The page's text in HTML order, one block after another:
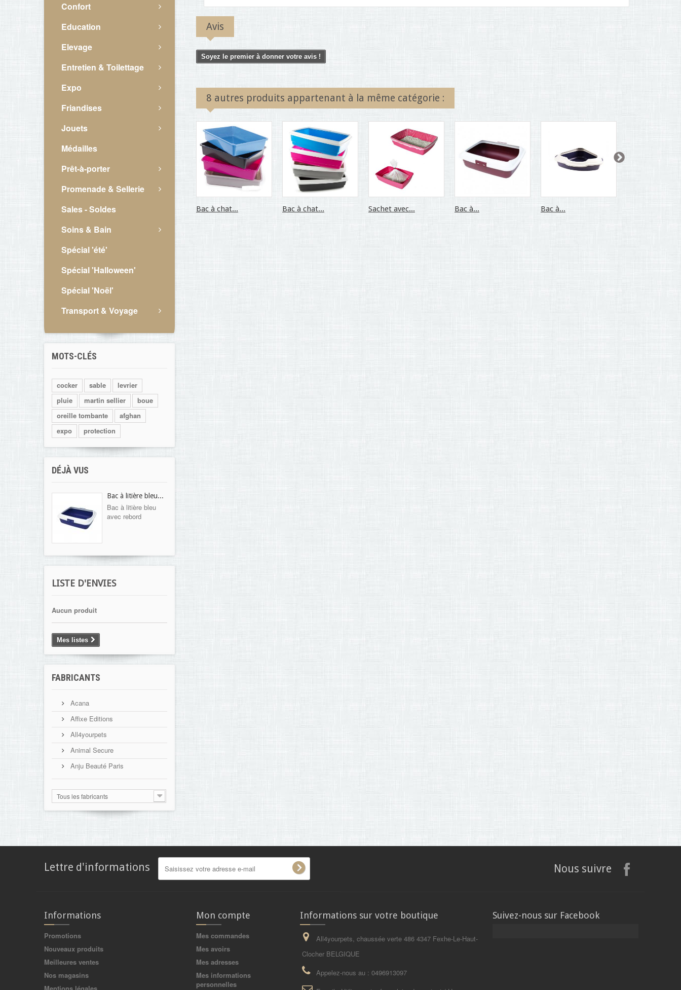
Confort
Education
Elevage
Entretien & Toilettage
Expo
Friandises
Jouets
Médailles
Prêt-à-porter
Promenade & Sellerie
Sales - Soldes
Soins & Bain
Spécial 'été'
Spécial 'Halloween'
Spécial 'Noël'
Transport & Voyage
MOTS-CLÉS
cocker sable
levrier
pluie
martin sellier
boue
oreille tombante
afghan
expo
protection
DÉJÀ VUS
Bac à litière bleu...
Bac à litière bleu
avec rebord
LISTE D'ENVIES
Aucun produit
Mes listes
FABRICANTS
Acana
Affixe Editions
All4yourpets
Animal Secure
Anju Beauté Paris
Tous les fabricants
Avis
Soyez le premier à donner votre avis !
8 autres produits appartenant à la même catégorie :
Bac à chat... Bac à chat... Sachet avec... Bac à... Bac à...
Lettre d'informations Nous suivre
Informations
Promotions
Nouveaux produits
Meilleures ventes
Nos magasins
Mon compte
Mes commandes
Mes avoirs
Mes adresses
Mes informations
personnelles
Informations sur votre boutique
All4yourpets, chaussée verte 486 4347 Fexhe-Le-Haut-
Clocher BELGIQUE
Appelez-nous au : 0496913097
Suivez-nous sur Facebook